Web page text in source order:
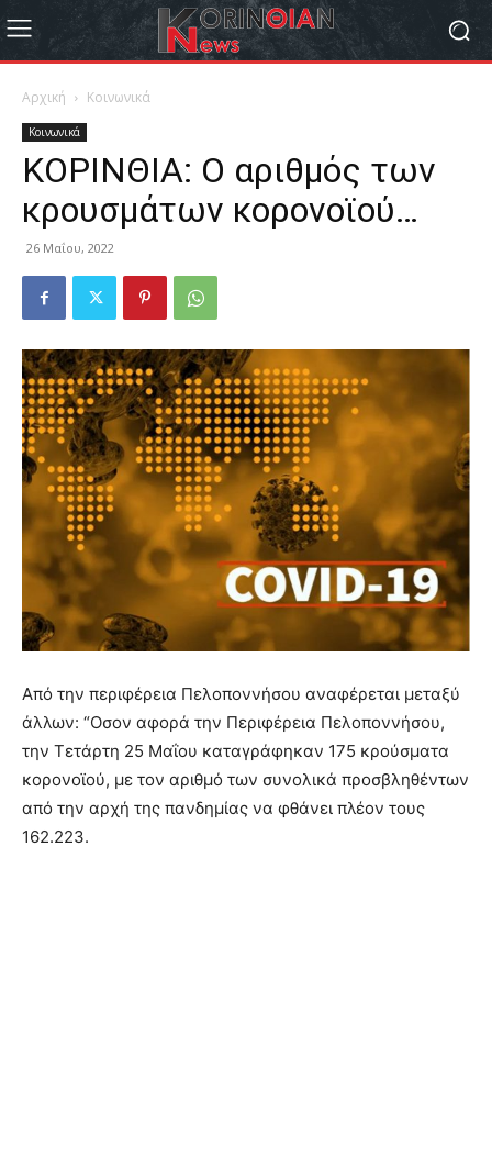
Αρχική Κοινωνικά
Κοινωνικά
ΚΟΡΙΝΘΙΑ: Ο αριθμός των
κρουσμάτων κορονοϊού…
26 Μαΐου, 2022
Από την περιφέρεια Πελοποννήσου αναφέρεται μεταξύ
άλλων: “Οσον αφορά την Περιφέρεια Πελοποννήσου,
την Τετάρτη 25 Μαΐου καταγράφηκαν 175 κρούσματα
κορονοϊού, με τον αριθμό των συνολικά προσβληθέντων
από την αρχή της πανδημίας να φθάνει πλέον τους
162.223.